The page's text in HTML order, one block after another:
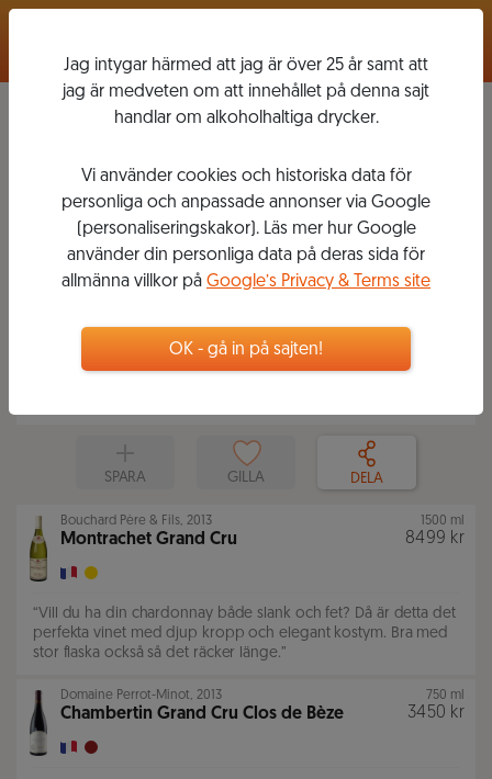
GRAND KRYYY
2019-06-05 2 5
DANIEL CRESPI
Gör som närmsta Krösus Sork. Drick Grand Kryy
(Grand Cru). Det garanterar storslagen
dryckesupplevelse och ett maffigt tomrum i
SPARA GILLA DELA
Bouchard Père & Fils, 2013
Montrachet Grand Cru
1500 ml
8499 kr
“Vill du ha din chardonnay både slank och fet? Då är detta det
perfekta vinet med djup kropp och elegant kostym. Bra med
stor flaska också så det räcker länge.”
Domaine Perrot-Minot, 2013
Chambertin Grand Cru Clos de Bèze
750 ml
3450 kr
Jag intygar härmed att jag är över 25 år samt att
jag är medveten om att innehållet på denna sajt
handlar om alkoholhaltiga drycker.
Vi använder cookies och historiska data för
personliga och anpassade annonser via Google
(personaliseringskakor). Läs mer hur Google
använder din personliga data på deras sida för
allmänna villkor på Google’s Privacy & Terms site
OK - gå in på sajten!